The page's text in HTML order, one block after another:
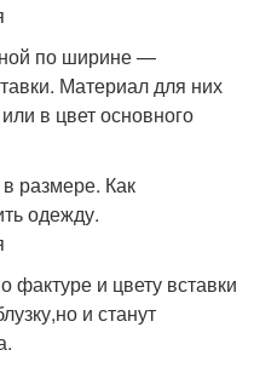
по ширине —
Материал для них
в цвет основного
и цвету вставки
и станут